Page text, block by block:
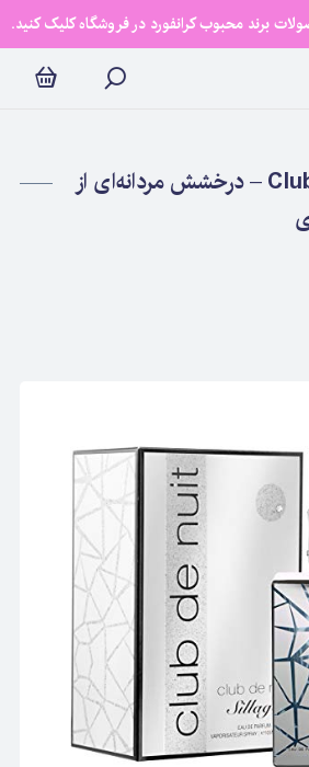
برند محبوب کرانفورد در فروشگاه کلیک کنید.
Club de Nuit Sillage – درخشش مردانه‌ای از